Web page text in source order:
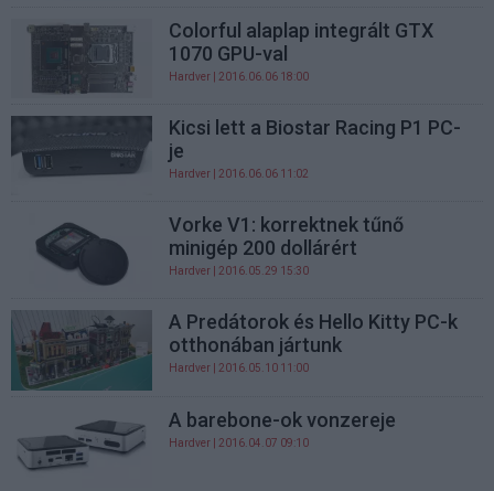
Colorful alaplap integrált GTX
1070 GPU-val
Hardver | 2016.06.06 18:00
Kicsi lett a Biostar Racing P1 PC-
je
Hardver | 2016.06.06 11:02
Vorke V1: korrektnek tűnő
minigép 200 dollárért
Hardver | 2016.05.29 15:30
A Predátorok és Hello Kitty PC-k
otthonában jártunk
Hardver | 2016.05.10 11:00
A barebone-ok vonzereje
Hardver | 2016.04.07 09:10